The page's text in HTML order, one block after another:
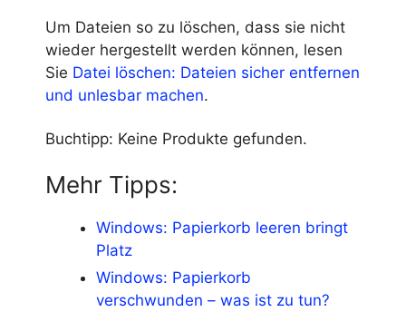
Um Dateien so zu löschen, dass sie nicht
wieder hergestellt werden können, lesen
Sie Datei löschen: Dateien sicher entfernen
und unlesbar machen.
Buchtipp: Keine Produkte gefunden.
Mehr Tipps:
Windows: Papierkorb leeren bringt
Platz
Windows: Papierkorb
verschwunden – was ist zu tun?